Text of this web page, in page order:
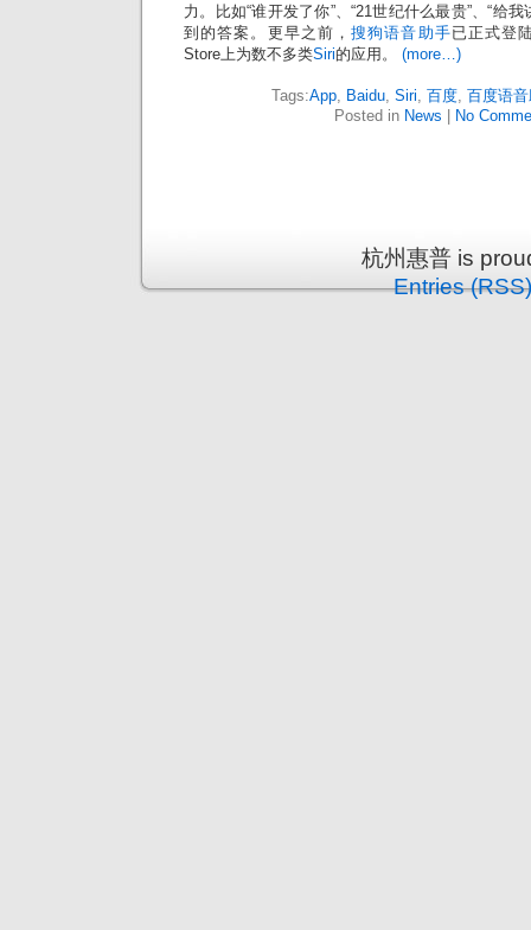
力。比如“谁开发了你”、“21世纪什么最贵”、“给
到的答案。更早之前，搜狗语音助手已正式登
Store上为数不多类Siri的应用。 (more…)
Tags:App, Baidu, Siri 百度, 百度语
Posted in News No
杭州惠普 is
Entries (RSS)